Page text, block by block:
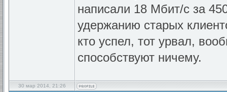
написали 18 Мбит/с за
удержанию старых
кто успел, тот урвал,
способствуют ничему.
30 мар 2014, 21:26